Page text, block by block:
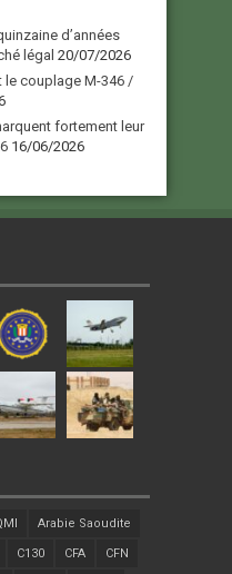
d’années
légal 20/07/2026
le couplage M-346 /
fortement leur
16/06/2026
Arabie Saoudite
C130 CFA CFN